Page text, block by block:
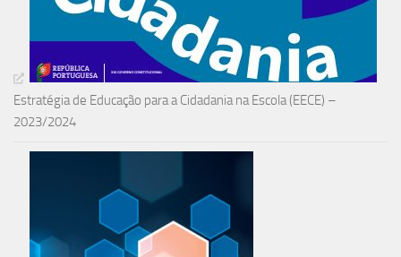
Estratégia de Educação para a Cidadania na Escola (EECE) –
2023/2024